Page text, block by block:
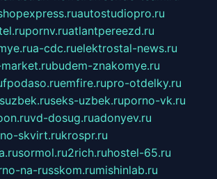
autostudiopro.ru
pornv.ruatlantpereezd.ru
a-cdc.ruelektrostal-news.ru
budem-znakomye.ru
fpodaso.ruemfire.rupro-otdelky.ru
seks-uzbek.ruporno-vk.ru
vd-dosug.ruadonyev.ru
skvirt.rukrospr.ru
sormol.ru2rich.ruhostel-65.ru
na-russkom.rumishinlab.ru